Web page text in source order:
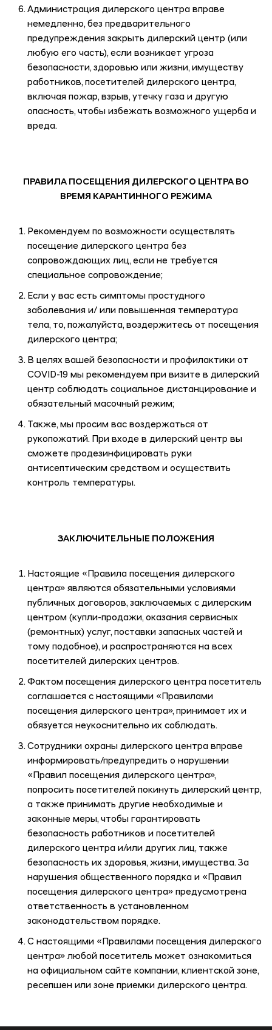
Администрация дилерского центра вправе
немедленно, без предварительного
предупреждения закрыть дилерский центр (или
любую его часть), если возникает угроза
безопасности, здоровью или жизни, имуществу
работников, посетителей дилерского центра,
включая пожар, взрыв, утечку газа и другую
опасность, чтобы избежать возможного ущерба и
вреда.
ПРАВИЛА ПОСЕЩЕНИЯ ДИЛЕРСКОГО ЦЕНТРА ВО
ВРЕМЯ КАРАНТИННОГО РЕЖИМА
Рекомендуем по возможности осуществлять
посещение дилерского центра без
сопровождающих лиц, если не требуется
специальное сопровождение;
Если у вас есть симптомы простудного
заболевания и/ или повышенная температура
тела, то, пожалуйста, воздержитесь от посещения
дилерского центра;
В целях вашей безопасности и профилактики от
COVID-19 мы рекомендуем при визите в дилерский
центр соблюдать социальное дистанцирование и
обязательный масочный режим;
Также, мы просим вас воздержаться от
рукопожатий. При входе в дилерский центр вы
сможете продезинфицировать руки
антисептическим средством и осуществить
контроль температуры.
ЗАКЛЮЧИТЕЛЬНЫЕ ПОЛОЖЕНИЯ
Настоящие «Правила посещения дилерского
центра» являются обязательными условиями
публичных договоров, заключаемых с дилерским
центром (купли-продажи, оказания сервисных
(ремонтных) услуг, поставки запасных частей и
тому подобное), и распространяются на всех
посетителей дилерских центров.
Фактом посещения дилерского центра посетитель
соглашается с настоящими «Правилами
посещения дилерского центра», принимает их и
обязуется неукоснительно их соблюдать.
Сотрудники охраны дилерского центра вправе
информировать/предупредить о нарушении
«Правил посещения дилерского центра»,
попросить посетителей покинуть дилерский центр,
а также принимать другие необходимые и
законные меры, чтобы гарантировать
безопасность работников и посетителей
дилерского центра и/или других лиц, также
безопасность их здоровья, жизни, имущества. За
нарушения общественного порядка и «Правил
посещения дилерского центра» предусмотрена
ответственность в установленном
законодательством порядке.
С настоящими «Правилами посещения дилерского
центра» любой посетитель может ознакомиться
на официальном сайте компании, клиентской зоне,
ресепшен или зоне приемки дилерского центра.